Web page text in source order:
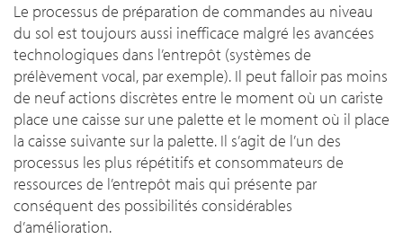
Le processus de préparation de commandes au niveau
du sol est toujours aussi inefficace malgré les avancées
technologiques dans l’entrepôt (systèmes de
prélèvement vocal, par exemple). Il peut falloir pas moins
de neuf actions discrètes entre le moment où un cariste
place une caisse sur une palette et le moment où il place
la caisse suivante sur la palette. Il s’agit de l’un des
processus les plus répétitifs et consommateurs de
ressources de l’entrepôt mais qui présente par
conséquent des possibilités considérables
d’amélioration.